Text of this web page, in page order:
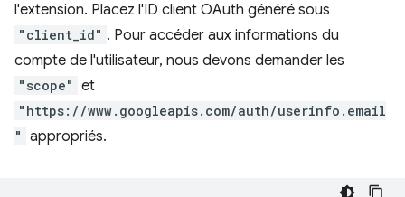
l'extension. Placez l'ID client OAuth généré sous
"client_id" . Pour accéder aux informations du
compte de l'utilisateur, nous devons demander les
"scope" et
"https://www.googleapis.com/auth/userinfo.email
" appropriés.